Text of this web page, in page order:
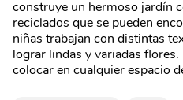
construye un hermoso jardín
reciclados que se pueden
niñas trabajan con distintas
lograr lindas y variadas
colocar en cualquier espacio